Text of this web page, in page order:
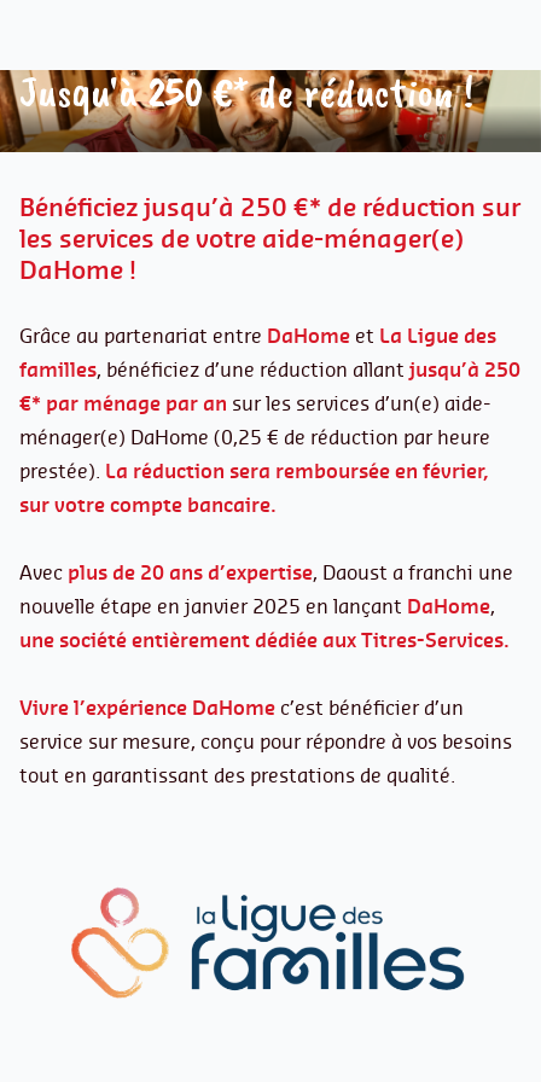
Jusqu'à 250 €* de réduction !
Bénéficiez jusqu’à 250 €* de réduction sur
les services de votre aide-ménager(e)
DaHome !
Grâce au partenariat entre DaHome et La Ligue des
familles, bénéficiez d’une réduction allant jusqu’à 250
€* par ménage par an sur les services d’un(e) aide-
ménager(e) DaHome (0,25 € de réduction par heure
prestée). La réduction sera remboursée en février,
sur votre compte bancaire.
Avec plus de 20 ans d’expertise, Daoust a franchi une
nouvelle étape en janvier 2025 en lançant DaHome,
une société entièrement dédiée aux Titres-Services.
Vivre l’expérience DaHome c’est bénéficier d’un
service sur mesure, conçu pour répondre à vos besoins
tout en garantissant des prestations de qualité.